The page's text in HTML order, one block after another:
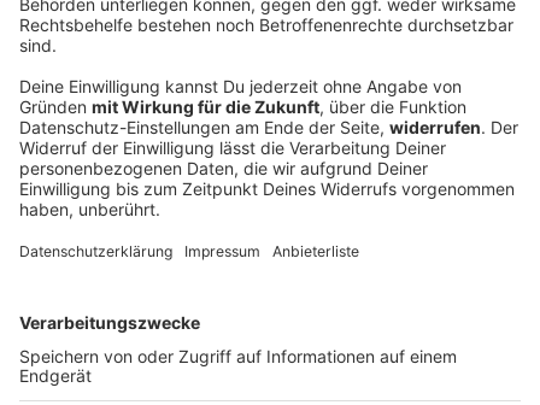
25-Jähriger streamt Reanimation auf Social
Media
Mit einem Atemalkohol von mehr als 3,5 Promille
stürzt ein Mann in Würzburg von der Brücke – die
Der Betrunkene bekommt einen Krampfanfall.
DEINE GEMERKTEN ARTIKEL